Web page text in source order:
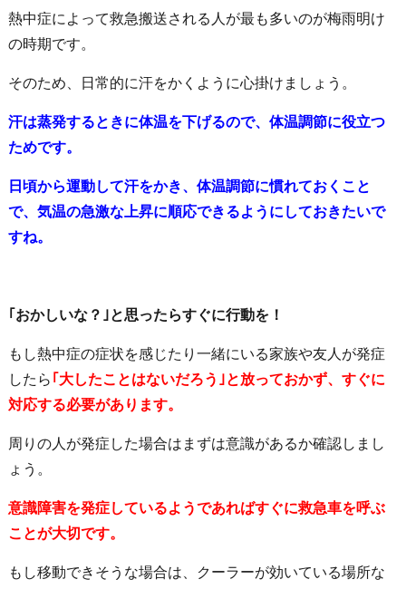
熱中症によって救急搬送される人が最も多いのが梅雨明け
の時期です。
そのため、日常的に汗をかくように心掛けましょう。
汗は蒸発するときに体温を下げるので、体温調節に役立つ
ためです。
日頃から運動して汗をかき、体温調節に慣れておくこと
で、気温の急激な上昇に順応できるようにしておきたいで
すね。
｢おかしいな？｣と思ったらすぐに行動を！
もし熱中症の症状を感じたり一緒にいる家族や友人が発症
したら ｢大したことはないだろう｣と放っておかず、 すぐに
対応する必要があります。
周りの人が発症した場合はまずは意識があるか確認しまし
ょう。
意識障害を発症しているようであればすぐに救急車を呼ぶ
ことが大切です。
もし移動できそうな場合は、クーラーが効いている場所な